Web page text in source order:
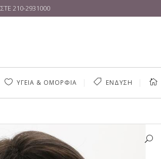
210-2931000
ΥΓΕΙΑ & ΟΜΟΡΦΙΑ
ΚΑΘΑΡΙΣΜΌΣ
ΕΝΔΥΣΗ